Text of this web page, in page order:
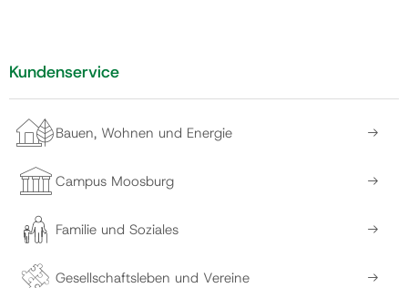
Kundenservice
Bauen, Wohnen und Energie
Campus Moosburg
Familie und Soziales
Gesellschaftsleben und Vereine